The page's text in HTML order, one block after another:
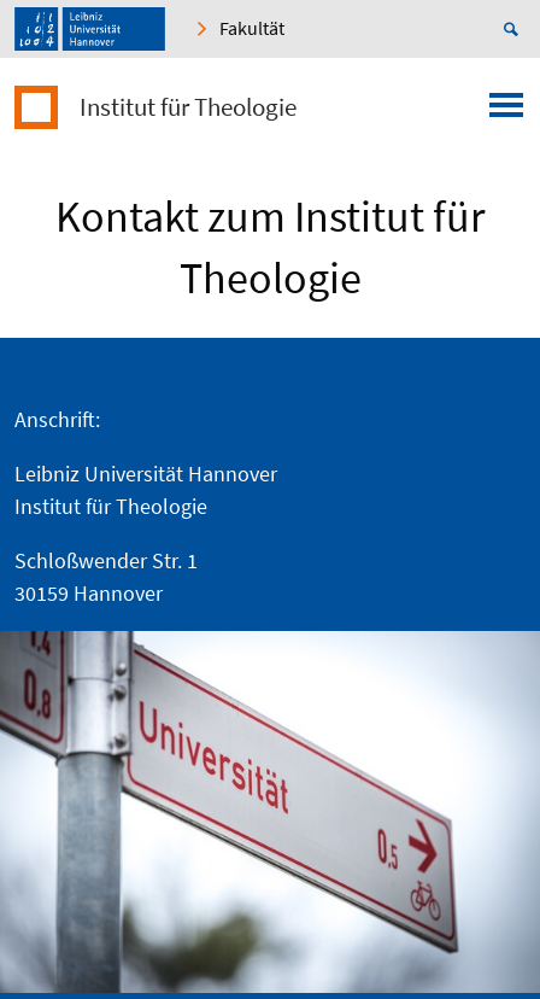
Fakultät
Institut für Theologie
Kontakt zum Institut für
Theologie
Anschrift:
Leibniz Universität Hannover
Institut für Theologie
Schloßwender Str. 1
30159 Hannover